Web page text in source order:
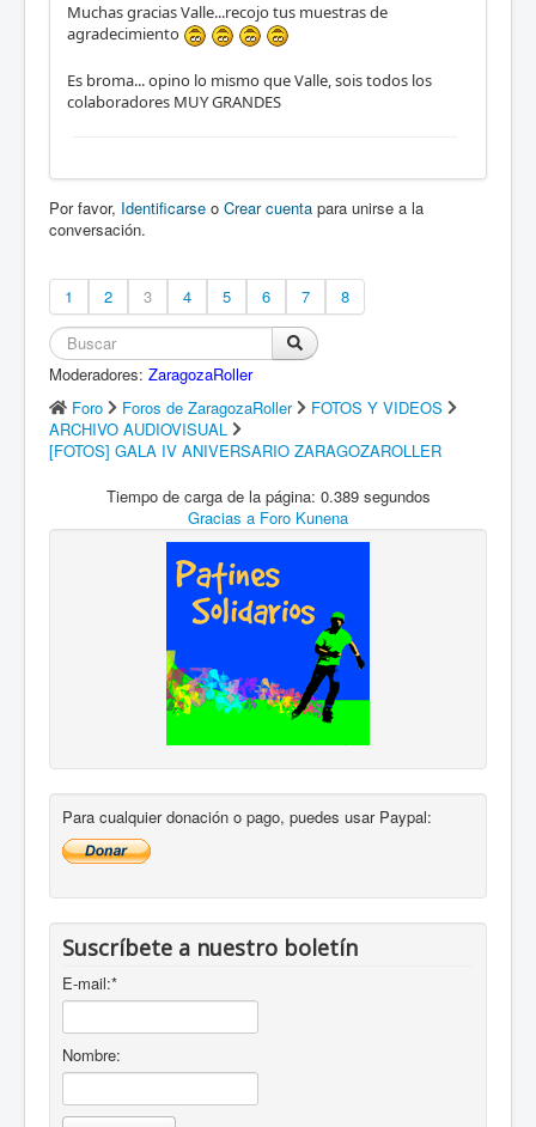
Muchas gracias Valle...recojo tus muestras de
agradecimiento
Es broma... opino lo mismo que Valle, sois todos los
colaboradores MUY GRANDES
Por favor, Identificarse o Crear cuenta para unirse a la
conversación.
1 2 3 4 5 6 7 8
Moderadores: ZaragozaRoller
Foro
Foros de ZaragozaRoller
FOTOS Y VIDEOS
ARCHIVO AUDIOVISUAL
[FOTOS] GALA IV ANIVERSARIO ZARAGOZAROLLER
Tiempo de carga de la página: 0.389 segundos
Gracias a Foro Kunena
Para cualquier donación o pago, puedes usar Paypal:
Suscríbete a nuestro boletín
E-mail:*
Nombre: